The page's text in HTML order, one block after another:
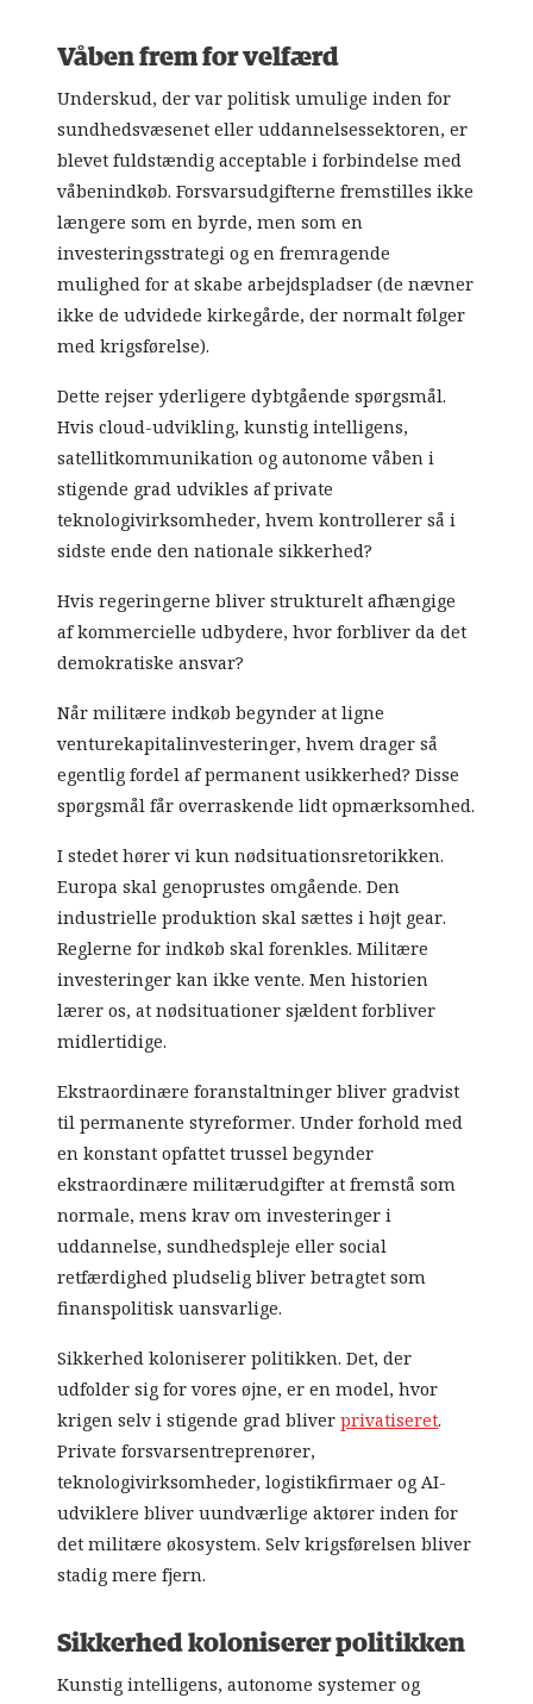
Våben frem for velfærd
Underskud, der var politisk umulige inden for
sundhedsvæsenet eller uddannelsessektoren, er
blevet fuldstændig acceptable i forbindelse med
våbenindkøb. Forsvarsudgifterne fremstilles ikke
længere som en byrde, men som en
investeringsstrategi og en fremragende
mulighed for at skabe arbejdspladser (de nævner
ikke de udvidede kirkegårde, der normalt følger
med krigsførelse).
Dette rejser yderligere dybtgående spørgsmål.
Hvis cloud-udvikling, kunstig intelligens,
satellitkommunikation og autonome våben i
stigende grad udvikles af private
teknologivirksomheder, hvem kontrollerer så i
sidste ende den nationale sikkerhed?
Hvis regeringerne bliver strukturelt afhængige
af kommercielle udbydere, hvor forbliver da det
demokratiske ansvar?
Når militære indkøb begynder at ligne
venturekapitalinvesteringer, hvem drager så
egentlig fordel af permanent usikkerhed? Disse
spørgsmål får overraskende lidt opmærksomhed.
I stedet hører vi kun nødsituationsretorikken.
Europa skal genoprustes omgående. Den
industrielle produktion skal sættes i højt gear.
Reglerne for indkøb skal forenkles. Militære
investeringer kan ikke vente. Men historien
lærer os, at nødsituationer sjældent forbliver
midlertidige.
Ekstraordinære foranstaltninger bliver gradvist
til permanente styreformer. Under forhold med
en konstant opfattet trussel begynder
ekstraordinære militærudgifter at fremstå som
normale, mens krav om investeringer i
uddannelse, sundhedspleje eller social
retfærdighed pludselig bliver betragtet som
finanspolitisk uansvarlige.
Sikkerhed koloniserer politikken. Det, der
udfolder sig for vores øjne, er en model, hvor
krigen selv i stigende grad bliverprivatiseret.
Private forsvarsentreprenører,
teknologivirksomheder, logistikfirmaer og AI-
udviklere bliver uundværlige aktører inden for
det militære økosystem. Selv krigsførelsen bliver
stadig mere fjern.
Sikkerhed koloniserer politikken
Kunstig intelligens, autonome systemer og